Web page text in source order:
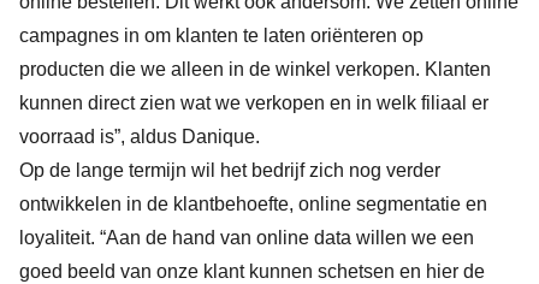
campagnes in om klanten te laten oriënteren op
producten die we alleen in de winkel verkopen. Klanten
kunnen direct zien wat we verkopen en in welk filiaal er
voorraad is”, aldus Danique.
Op de lange termijn wil het bedrijf zich nog verder
ontwikkelen in de klantbehoefte, online segmentatie en
loyaliteit. “Aan de hand van online data willen we een
goed beeld van onze klant kunnen schetsen en hier de